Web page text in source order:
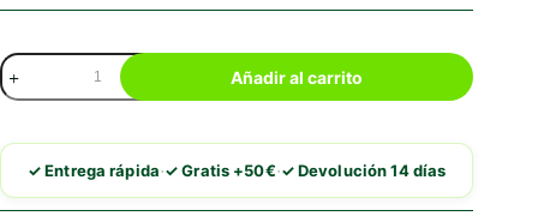
Leonardo
Menú
Arándano
Rojo
cantidad
Añadir al carrito
✓ Entrega rápida·✓ Gratis +50€·✓ Devolución 14 días